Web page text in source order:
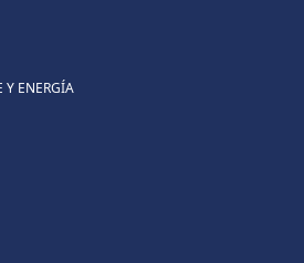
Y ENERGÍA